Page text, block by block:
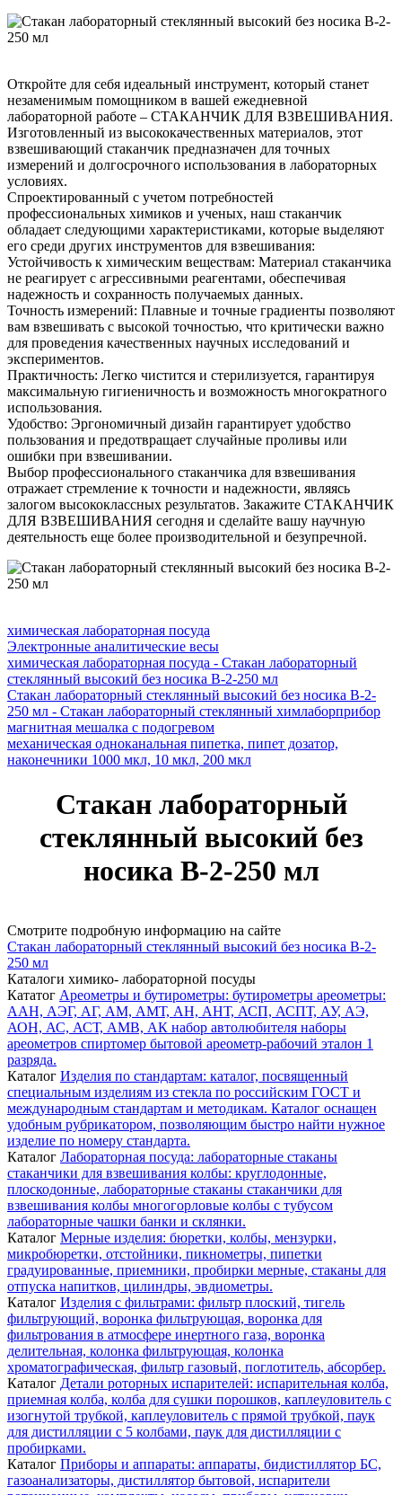
Откройте для себя идеальный инструмент, который станет
незаменимым помощником в вашей ежедневной
лабораторной работе – СТАКАНЧИК ДЛЯ ВЗВЕШИВАНИЯ.
Изготовленный из высококачественных материалов, этот
взвешивающий стаканчик предназначен для точных
измерений и долгосрочного использования в лабораторных
условиях.
Спроектированный с учетом потребностей
профессиональных химиков и ученых, наш стаканчик
обладает следующими характеристиками, которые выделяют
его среди других инструментов для взвешивания:
Устойчивость к химическим веществам: Материал стаканчика
не реагирует с агрессивными реагентами, обеспечивая
надежность и сохранность получаемых данных.
Точность измерений: Плавные и точные градиенты позволяют
вам взвешивать с высокой точностью, что критически важно
для проведения качественных научных исследований и
экспериментов.
Практичность: Легко чистится и стерилизуется, гарантируя
максимальную гигиеничность и возможность многократного
использования.
Удобство: Эргономичный дизайн гарантирует удобство
пользования и предотвращает случайные проливы или
ошибки при взвешивании.
Выбор профессионального стаканчика для взвешивания
отражает стремление к точности и надежности, являясь
залогом высококлассных результатов. Закажите СТАКАНЧИК
ДЛЯ ВЗВЕШИВАНИЯ сегодня и сделайте вашу научную
деятельность еще более производительной и безупречной.
химическая лабораторная посуда
Электронные аналитические весы
химическая лабораторная посуда - Стакан лабораторный
стеклянный высокий без носика В-2-250 мл
Стакан лабораторный стеклянный высокий без носика В-2-
250 мл - Стакан лабораторный стеклянный химлаборприбор
магнитная мешалка c подогревом
механическая одноканальная пипетка, пипет дозатор,
наконечники 1000 мкл, 10 мкл, 200 мкл
Стакан лабораторный
стеклянный высокий без
носика В-2-250 мл
Смотрите подробную информацию на сайте
Стакан лабораторный стеклянный высокий без носика В-2-
250 мл
Каталоги химико- лабораторной посуды
Кататог Ареометры и бутирометры: бутирометры ареометры:
ААН, АЭГ, АГ, АМ, АМТ, АН, АНТ, АСП, АСПТ, АУ, АЭ,
АОН, АС, АСТ, АМВ, АК набор автолюбителя наборы
ареометров спиртомер бытовой ареометр-рабочий эталон 1
разряда.
Каталог Изделия по стандартам: каталог, посвященный
специальным изделиям из стекла по российским ГОСТ и
международным стандартам и методикам. Каталог оснащен
удобным рубрикатором, позволяющим быстро найти нужное
изделие по номеру стандарта.
Каталог Лабораторная посуда: лабораторные стаканы
стаканчики для взвешивания колбы: круглодонные,
плоскодонные, лабораторные стаканы стаканчики для
взвешивания колбы многогорловые колбы с тубусом
лабораторные чашки банки и склянки.
Каталог Мерные изделия: бюретки, колбы, мензурки,
микробюретки, отстойники, пикнометры, пипетки
градуированные, приемники, пробирки мерные, стаканы для
отпуска напитков, цилиндры, эвдиометры.
Каталог Изделия с фильтрами: фильтр плоский, тигель
фильтрующий, воронка фильтрующая, воронка для
фильтрования в атмосфере инертного газа, воронка
делительная, колонка фильтрующая, колонка
хроматографическая, фильтр газовый, поглотитель, абсорбер.
Каталог Детали роторных испарителей: испарительная колба,
приемная колба, колба для сушки порошков, каплеуловитель c
изогнутой трубкой, каплеуловитель с прямой трубкой, паук
для дистилляции с 5 колбами, паук для дистилляции с
пробирками.
Каталог Приборы и аппараты: аппараты, бидистиллятор БС,
газоанализаторы, дистиллятор бытовой, испарители